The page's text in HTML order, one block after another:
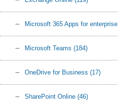
Microsoft 365 Apps for enterprise
Microsoft Teams (184)
OneDrive for Business (17)
SharePoint Online (46)